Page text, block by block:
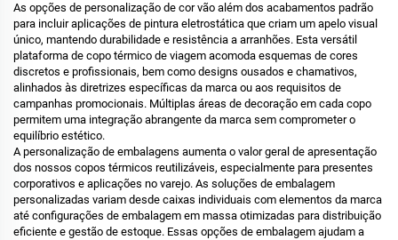
As opções de personalização de cor vão além dos acabamentos padrão
para incluir aplicações de pintura eletrostática que criam um apelo visual
único, mantendo durabilidade e resistência a arranhões. Esta versátil
plataforma de copo térmico de viagem acomoda esquemas de cores
discretos e profissionais, bem como designs ousados e chamativos,
alinhados às diretrizes específicas da marca ou aos requisitos de
campanhas promocionais. Múltiplas áreas de decoração em cada copo
permitem uma integração abrangente da marca sem comprometer o
equilíbrio estético.
A personalização de embalagens aumenta o valor geral de apresentação
dos nossos copos térmicos reutilizáveis, especialmente para presentes
corporativos e aplicações no varejo. As soluções de embalagem
personalizadas variam desde caixas individuais com elementos da marca
até configurações de embalagem em massa otimizadas para distribuição
eficiente e gestão de estoque. Essas opções de embalagem ajudam a